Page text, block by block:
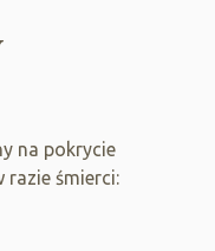
na pokrycie
razie śmierci: